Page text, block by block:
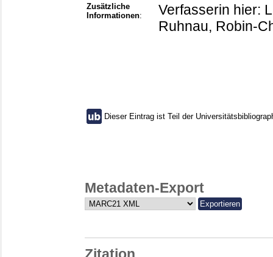
Zusätzliche
Informationen:
Verfasserin hier:
Ruhnau, Robin-
Dieser Eintrag ist Teil der
Metadaten-Export
Zitation